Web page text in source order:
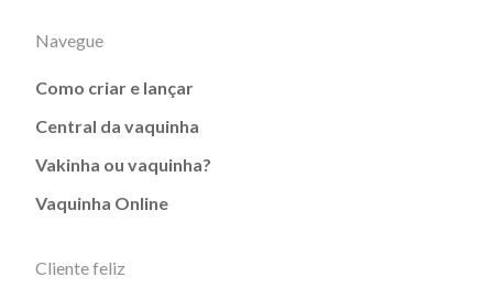
Navegue
Como criar e lançar
Central da vaquinha
Vakinha ou vaquinha?
Vaquinha Online
Cliente feliz